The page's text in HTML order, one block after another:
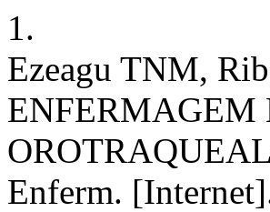
1.
Ezeagu TNM,
ENFERMAGEM
Enferm.